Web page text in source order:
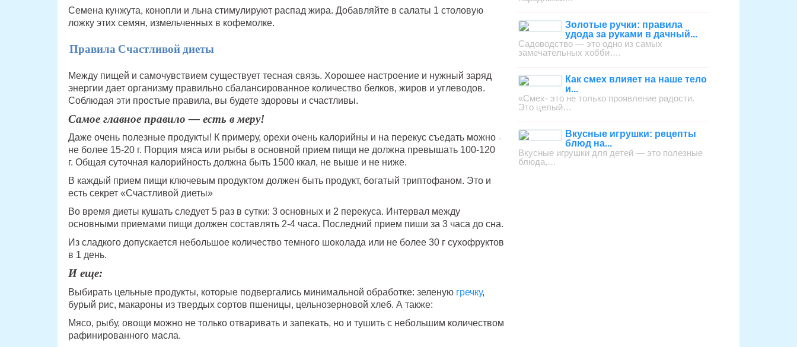
Семена кунжута, конопли и льна стимулируют распад жира. Добавляйте в салаты 1 столовую
ложку этих семян, измельченных в кофемолке.
Правила Счастливой диеты
Между пищей и самочувствием существует тесная связь. Хорошее настроение и нужный заряд
энергии дает организму правильно сбалансированное количество белков, жиров и углеводов.
Соблюдая эти простые правила, вы будете здоровы и счастливы.
Самое главное правило — есть в меру!
Даже очень полезные продукты! К примеру, орехи очень калорийны и на перекус съедать можно
не более 15-20 г. Порция мяса или рыбы в основной прием пищи не должна превышать 100-120
г. Общая суточная калорийность должна быть 1500 ккал, не выше и не ниже.
В каждый прием пищи ключевым продуктом должен быть продукт, богатый триптофаном. Это и
есть секрет «Счастливой диеты»
Во время диеты кушать следует 5 раз в сутки: 3 основных и 2 перекуса. Интервал между
основными приемами пищи должен составлять 2-4 часа. Последний прием пиши за 3 часа до сна.
Из сладкого допускается небольшое количество темного шоколада или не более 30 г сухофруктов
в 1 день.
И еще:
Выбирать цельные продукты, которые подвергались минимальной обработке: зеленую гречку,
бурый рис, макароны из твердых сортов пшеницы, цельнозерновой хлеб. А также:
Мясо, рыбу, овощи можно не только отваривать и запекать, но и тушить с небольшим количеством
рафинированного масла.
Золотые ручки: правила
удода за руками в дачный...
Садоводство — это одно из самых
замечательных хобби….
Как смех влияет на наше тело
и...
«Смех- это не только проявление радости.
Это целый…
Вкусные игрушки: рецепты
блюд на...
Вкусные игрушки для детей — это полезные
блюда,…